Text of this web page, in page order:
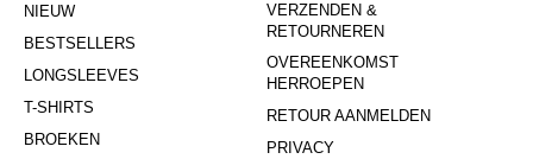
NIEUW
BESTSELLERS
LONGSLEEVES
T-SHIRTS
BROEKEN
VERZENDEN &
RETOURNEREN
OVEREENKOMST
HERROEPEN
RETOUR AANMELDEN
PRIVACY